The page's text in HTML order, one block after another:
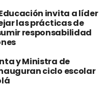
invita a líder
las prácticas de
responsabilidad
y Ministra de
ciclo escolar